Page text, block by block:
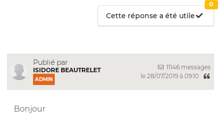
Cette réponse a été utile
0
Publié par
ISIDORE BEAUTRELET
ADMIN
11146 messages
le 28/07/2019 à 09:10
Bonjour